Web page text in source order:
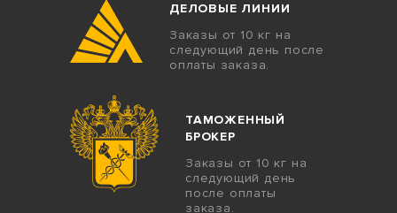
ДЕЛОВЫЕ ЛИНИИ
Заказы от 10 кг на
следующий день после
оплаты заказа.
ТАМОЖЕННЫЙ
БРОКЕР
Заказы от 10 кг на
следующий день
после оплаты
заказа.